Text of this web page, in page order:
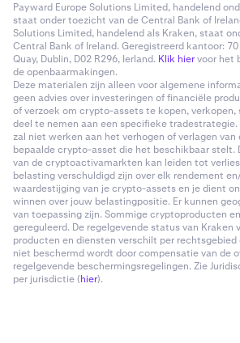
Payward Europe Solutions Limited, handelend
staat onder toezicht van de Central Bank of
Solutions Limited, handelend als Kraken, staat
Central Bank of Ireland. Geregistreerd kantoor: 70
Quay, Dublin, D02 R296, Ierland. Klik hiervoor het
de openbaarmakingen.
Deze materialen zijn alleen voor algemene
geen advies over investeringen of financiële
of verzoek om crypto-assets te kopen,
deel te nemen aan een specifieke
zal niet werken aan het verhogen of verlagen van
bepaalde crypto-asset die het beschikbaar stelt.
van de cryptoactivamarkten kan leiden tot verlies
belasting verschuldigd zijn over elk rendement
waardestijging van je crypto-assets en je dient
winnen over jouw belastingpositie. Er kunnen
van toepassing zijn. Sommige cryptoproducten
gereguleerd. De regelgevende status van Kraken
producten en diensten verschilt per
niet beschermd wordt door compensatie van de
regelgevende beschermingsregelingen. Zie
per jurisdictie (hier).